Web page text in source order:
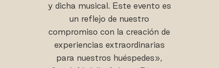
y dicha musical. Este evento es
un reflejo de nuestro
compromiso con la creación de
experiencias extraordinarias
para nuestros huéspedes»,